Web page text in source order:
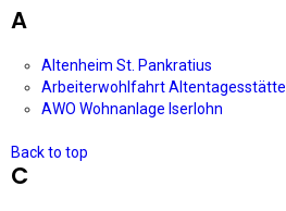
A
Altenheim St. Pankratius
Arbeiterwohlfahrt Altentagesstätte
AWO Wohnanlage Iserlohn
Back to top
C